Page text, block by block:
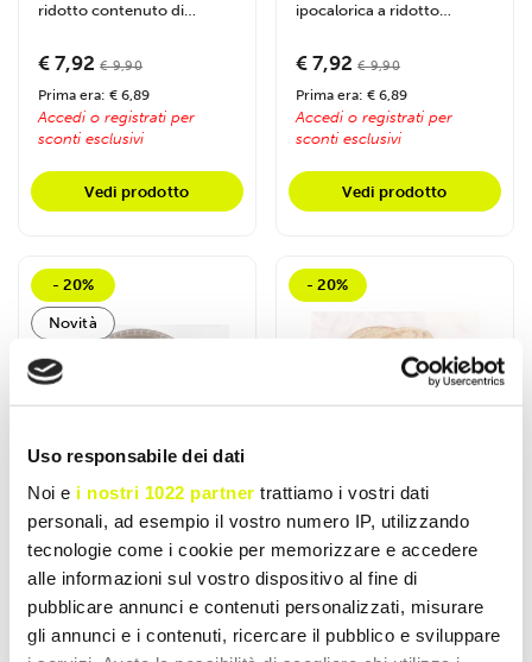
Uso responsabile dei dati
Noi e i nostri 1022 partner trattiamo i vostri dati
personali, ad esempio il vostro numero IP, utilizzando
tecnologie come i cookie per memorizzare e accedere
alle informazioni sul vostro dispositivo al fine di
pubblicare annunci e contenuti personalizzati, misurare
gli annunci e i contenuti, ricercare il pubblico e sviluppare
ridotto contenuto di
200g....
€ 7,92 € 9,90
Prima era: € 6,89
Accedi o registrati per
sconti esclusivi
Vedi prodotto
ipocalorica a ridotto
nel formato da...
€ 7,92 € 9,90
Prima era: € 6,89
Accedi o registrati per
sconti esclusivi
Vedi prodotto
- 20%
Novità
FocaccìPro KetoLife
- 20%
Low Sugar Piadina
Proteica 200gr